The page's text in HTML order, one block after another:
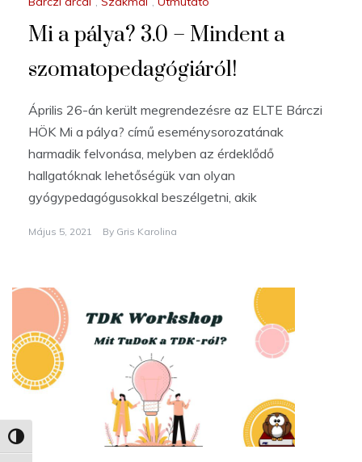
Nagy kontraszt váltása
Mi a pálya? 3.0 – Mindent a
szomatopedagógiáról!
Április 26-án került megrendezésre az ELTE Bárczi
HÖK Mi a pálya? című eseménysorozatának
harmadik felvonása, melyben az érdeklődő
hallgatóknak lehetőségük van olyan
gyógypedagógusokkal beszélgetni, akik
Május 5, 2021 By Gris Karolina